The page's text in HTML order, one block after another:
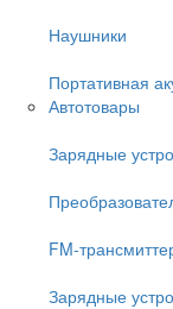
Наушники
Портативная
Автотовары
Зарядные
FM-
Зарядные